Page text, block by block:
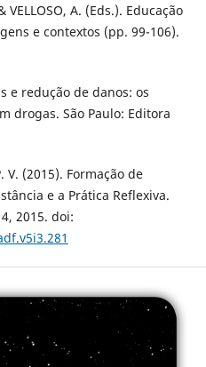
A. (Eds.). Educação
e contextos (pp. 99-106).
e redução de danos: os
drogas. São Paulo: Editora
V. (2015). Formação de
e a Prática Reflexiva.
2015. doi: